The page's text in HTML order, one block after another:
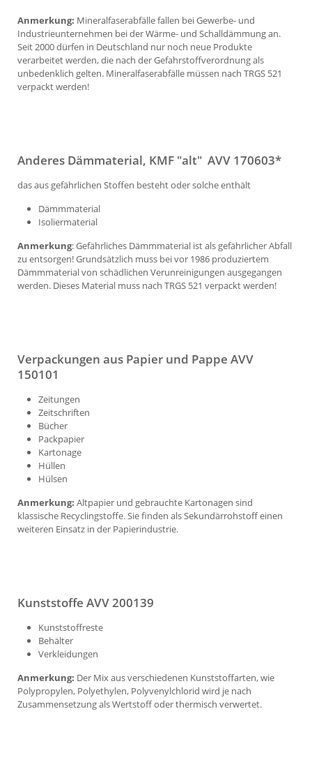
Anmerkung: Mineralfaserabfälle fallen bei Gewerbe- und
Industrieunternehmen bei der Wärme- und Schalldämmung an.
Seit 2000 dürfen in Deutschland nur noch neue Produkte
verarbeitet werden, die nach der Gefahrstoffverordnung als
unbedenklich gelten. Mineralfaserabfälle müssen nach TRGS 521
verpackt werden!
Anderes Dämmaterial, KMF "alt" AVV 170603*
das aus gefährlichen Stoffen besteht oder solche enthält
Dämmmaterial
Isoliermaterial
Anmerkung: Gefährliches Dämmmaterial ist als gefährlicher Abfall
zu entsorgen! Grundsätzlich muss bei vor 1986 produziertem
Dämmmaterial von schädlichen Verunreinigungen ausgegangen
werden. Dieses Material muss nach TRGS 521 verpackt werden!
Verpackungen aus Papier und Pappe AVV
150101
Zeitungen
Zeitschriften
Bücher
Packpapier
Kartonage
Hüllen
Hülsen
Anmerkung: Altpapier und gebrauchte Kartonagen sind
klassische Recyclingstoffe. Sie finden als Sekundärrohstoff einen
weiteren Einsatz in der Papierindustrie.
Kunststoffe AVV 200139
Kunststoffreste
Behälter
Verkleidungen
Anmerkung: Der Mix aus verschiedenen Kunststoffarten, wie
Polypropylen, Polyethylen, Polyvenylchlorid wird je nach
Zusammensetzung als Wertstoff oder thermisch verwertet.